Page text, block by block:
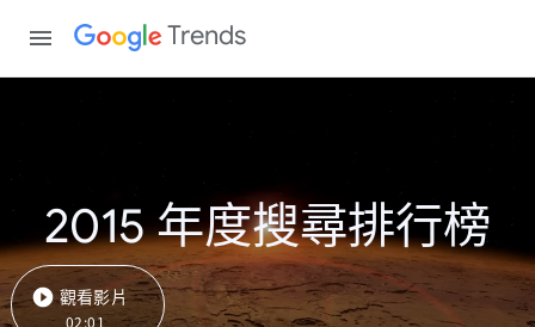
Trends
2015 年度搜尋排行榜
觀看影片
02:01